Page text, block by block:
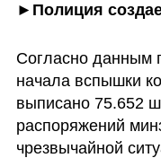
►Полиция
Согласно данным
начала вспышки
выписано 75.652
распоряжений
чрезвычайной